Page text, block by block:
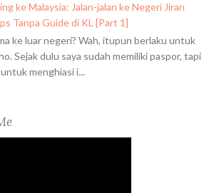
ke Malaysia: Jalan-jalan ke Negeri Jiran
Tanpa Guide di KL [Part 1]
ke luar negeri? Wah, itupun berlaku untuk
Sejak dulu saya sudah memiliki paspor, tapi
menghiasi i...